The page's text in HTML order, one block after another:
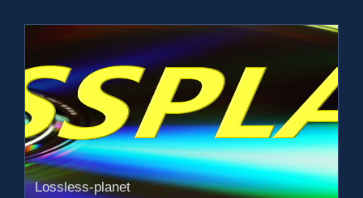
Lossless-planet